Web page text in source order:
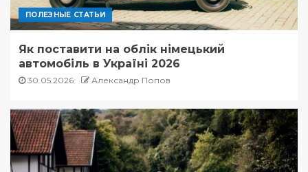
ПОЛЕЗНЫЕ СТАТЬИ
Як поставити на облік німецький
автомобіль в Україні 2026
30.05.2026 Александр Попов